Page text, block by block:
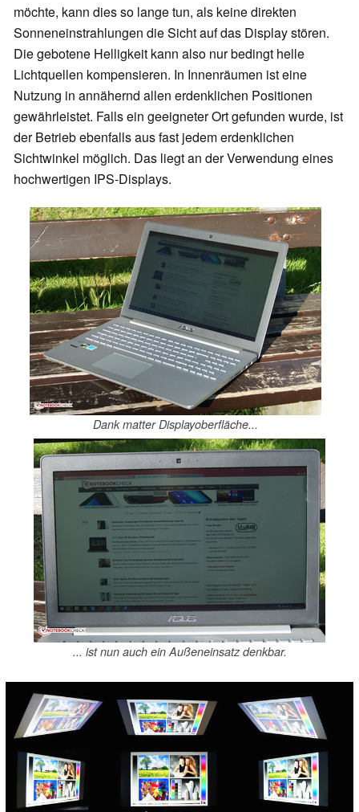
möchte, kann dies so lange tun, als keine direkten
Sonneneinstrahlungen die Sicht auf das Display stören.
Die gebotene Helligkeit kann also nur bedingt helle
Lichtquellen kompensieren. In Innenräumen ist eine
Nutzung in annähernd allen erdenklichen Positionen
gewährleistet. Falls ein geeigneter Ort gefunden wurde, ist
der Betrieb ebenfalls aus fast jedem erdenklichen
Sichtwinkel möglich. Das liegt an der Verwendung eines
hochwertigen IPS-Displays.
Dank matter Displayoberfläche...
... ist nun auch ein Außeneinsatz denkbar.